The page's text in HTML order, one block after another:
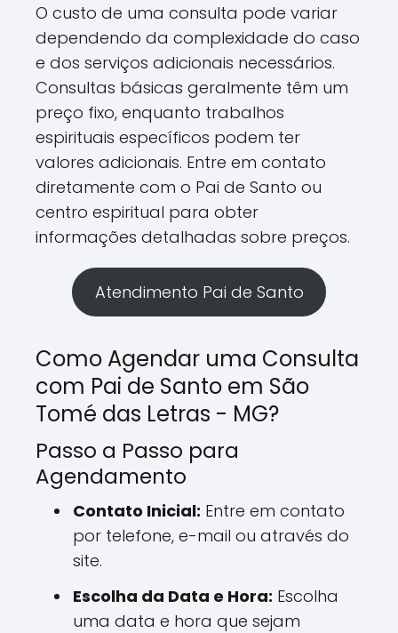
O custo de uma consulta pode variar
dependendo da complexidade do caso
e dos serviços adicionais necessários.
Consultas básicas geralmente têm um
preço fixo, enquanto trabalhos
espirituais específicos podem ter
valores adicionais. Entre em contato
diretamente com o Pai de Santo ou
centro espiritual para obter
informações detalhadas sobre preços.
Atendimento Pai de Santo
Como Agendar uma Consulta
com Pai de Santo em São
Tomé das Letras - MG?
Passo a Passo para
Agendamento
Contato Inicial: Entre em contato
por telefone, e-mail ou através do
site.
Escolha da Data e Hora: Escolha
uma data e hora que sejam